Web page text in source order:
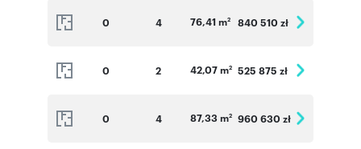
0 4 76,41 m2 840 510 zł
0 2 42,07 m2 525 875 zł
0 4 87,33 m2 960 630 zł